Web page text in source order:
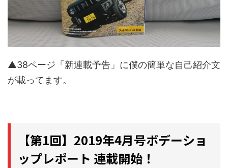
▲38ページ「新連載予告」に僕の簡単な自己紹介文
が載ってます。
【第1回】2019年4月号ボデーショ
ップレポート 連載開始！